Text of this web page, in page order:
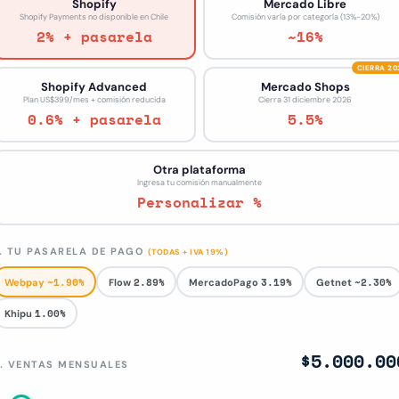
Shopify
Shopify Payments no disponible en Chile
2% + pasarela
Mercado Libre
Comisión varía por categoría (13%-20%)
~16%
Shopify Advanced
Plan US$399/mes + comisión reducida
0.6% + pasarela
CIERRA
Mercado Shops
Cierra 31 diciembre 2026
5.5%
Otra plataforma
Ingresa tu comisión manualmente
Personalizar %
TU PASARELA DE PAGO (TODAS + IVA 19%)
Webpay ~1.90% Flow 2.89% MercadoPago 3.19% Getnet ~2.30%
Khipu 1.00%
VENTAS MENSUALES